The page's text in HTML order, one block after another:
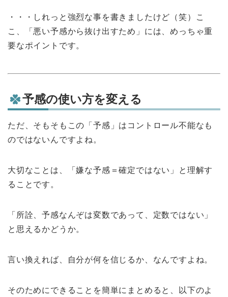
・・・しれっと強烈な事を書きましたけど（笑）こ
こ、「悪い予感から抜け出すため」には、めっちゃ重
要なポイントです。
予感の使い方を変える
ただ、そもそもこの「予感」はコントロール不能なも
のではないんですよね。
大切なことは、「嫌な予感＝確定ではない」と理解す
ることです。
「所詮、予感なんぞは変数であって、定数ではない」
と思えるかどうか。
言い換えれば、自分が何を信じるか、なんですよね。
そのためにできることを簡単にまとめると、以下のよ